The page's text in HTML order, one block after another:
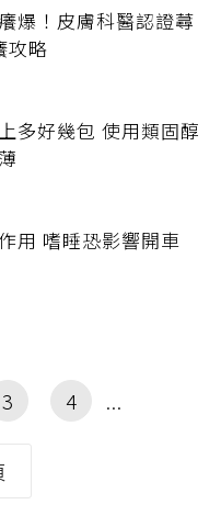
爆！皮膚科醫認證蕁
攻略
多好幾包 使用類固醇
用 嗜睡恐影響開車
3 4